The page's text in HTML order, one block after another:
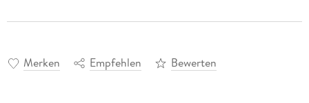
Merken Empfehlen Bewerten